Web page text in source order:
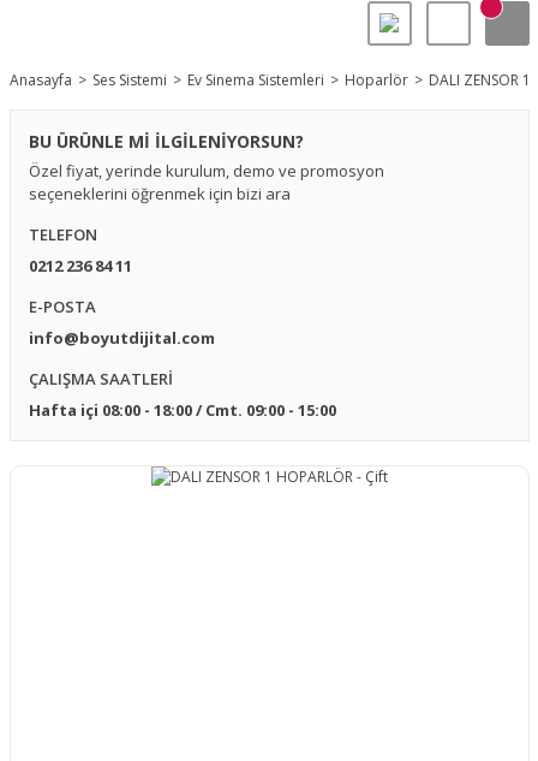
Anasayfa Ses Sistemi Ev Sinema Sistemleri Hoparlör DALI ZENSOR 1
BU ÜRÜNLE Mİ İLGİLENİYORSUN?
Özel fiyat, yerinde kurulum, demo ve promosyon
seçeneklerini öğrenmek için bizi ara
TELEFON
0212 236 84 11
E-POSTA
info@boyutdijital.com
ÇALIŞMA SAATLERİ
Hafta içi 08:00 - 18:00 / Cmt. 09:00 - 15:00